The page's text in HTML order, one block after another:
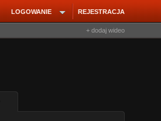
REJESTRACJA
LOGOWANIE
+ dodaj wideo